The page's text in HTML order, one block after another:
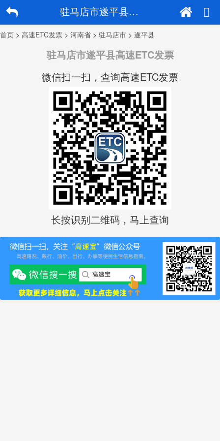
驻马店市遂平县高速ETC发票
首页 > 高速ETC发票 > 河南省 > 驻马店市 > 遂平县
驻马店市遂平县高速ETC发票
微信扫一扫，查询高速ETC发票
长按识别二维码，马上查询